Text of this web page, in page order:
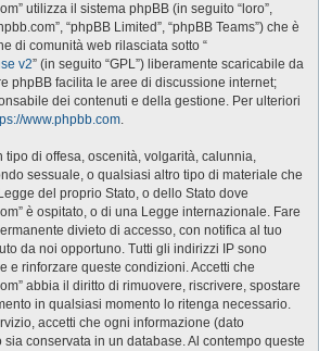
utilizza il sistema phpBB (in seguito “loro”,
“phpBB Limited”, “phpBB Teams”) che è
di comunità web rilasciata sotto “
v2” (in seguito “GPL”) liberamente scaricabile da
phpBB facilita le aree di discussione internet;
dei contenuti e della gestione. Per ulteriori
www.phpbb.com.
tipo di offesa, oscenità, volgarità, calunnia,
sessuale, o qualsiasi altro tipo di materiale che
del proprio Stato, o dello Stato dove
è ospitato, o di una Legge internazionale. Fare
divieto di accesso, con notifica al tuo
da noi opportuno. Tutti gli indirizzi IP sono
e rinforzare queste condizioni. Accetti che
abbia il diritto di rimuovere, riscrivere, spostare
in qualsiasi momento lo ritenga necessario.
accetti che ogni informazione (dato
conservata in un database. Al contempo queste